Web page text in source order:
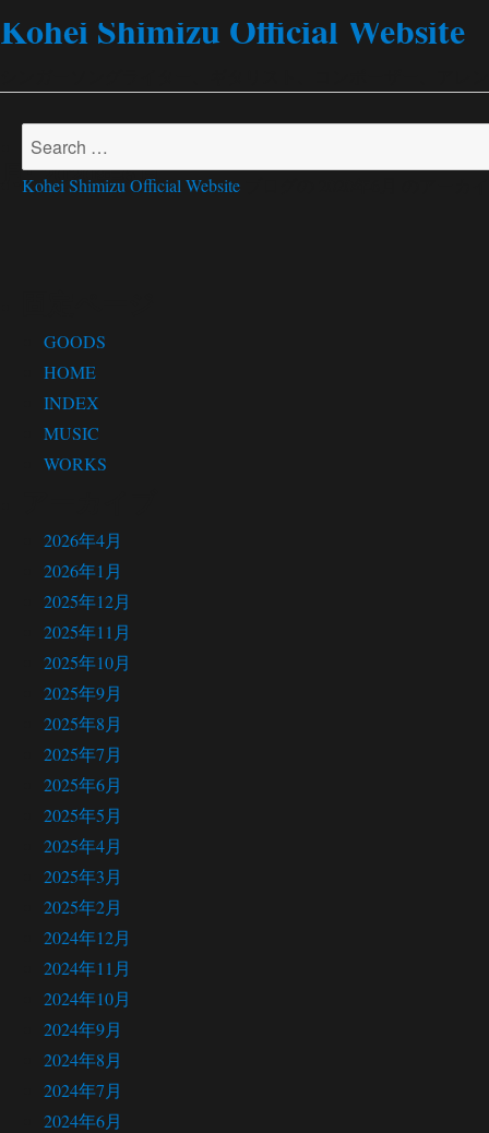
Kohei Shimizu Official Website
月:2020年6月
Search
for:
Kohei Shimizu Official Website
GOODS
HOME
INDEX
MUSIC
WORKS
2026年4月
2026年1月
2025年12月
2025年11月
2025年10月
2025年9月
2025年8月
2025年7月
2025年6月
2025年5月
2025年4月
2025年3月
2025年2月
2024年12月
2024年11月
2024年10月
2024年9月
2024年8月
2024年7月
2024年6月